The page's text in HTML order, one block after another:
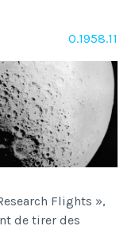
O.1958.11
Flights »,
de tirer des